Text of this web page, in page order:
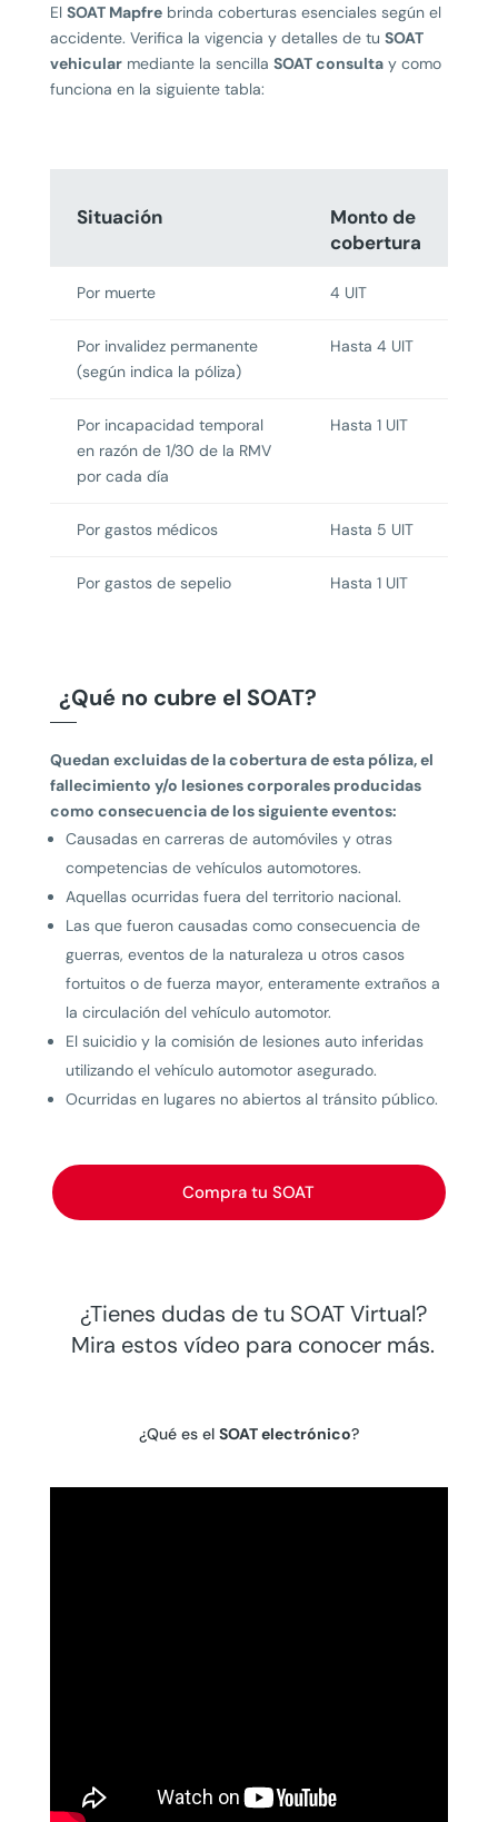
El SOAT Mapfrebrinda coberturas esenciales según el
accidente. Verifica la vigencia y detalles de tu SOAT
vehicularmediante la sencilla SOAT consultay como
funciona en la siguiente tabla:
Situación
Monto de
cobertura
Por muerte 4 UIT
Por invalidez permanente
(según indica la póliza)
Hasta 4 UIT
Por incapacidad temporal
en razón de 1/30 de la RMV
por cada día
Hasta 1 UIT
Por gastos médicos Hasta 5 UIT
Por gastos de sepelio Hasta 1 UIT
¿Qué no cubre el SOAT?
Quedan excluidas de la cobertura de esta póliza, el
fallecimiento y/o lesiones corporales producidas
como consecuencia de los siguiente eventos:
Causadas en carreras de automóviles y otras
competencias de vehículos automotores.
Aquellas ocurridas fuera del territorio nacional.
Las que fueron causadas como consecuencia de
guerras, eventos de la naturaleza u otros casos
fortuitos o de fuerza mayor, enteramente extraños a
la circulación del vehículo automotor.
El suicidio y la comisión de lesiones auto inferidas
utilizando el vehículo automotor asegurado.
Ocurridas en lugares no abiertos al tránsito público.
Compra tu SOAT
¿Tienes dudas de tu SOAT Virtual?
Mira estos vídeo para conocer más.
¿Qué es el SOAT electrónico?